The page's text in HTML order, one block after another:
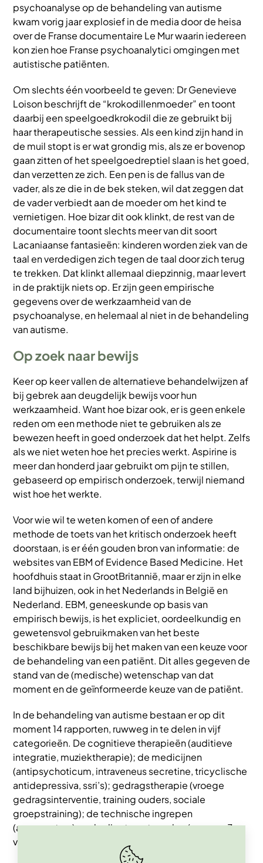
psychoanalyse op de behandeling van autisme
kwam vorig jaar explosief in de media door de heisa
over de Franse documentaire Le Mur waarin iedereen
kon zien hoe Franse psychoanalytici omgingen met
autistische patiënten.
Om slechts één voorbeeld te geven: Dr Genevieve
Loison beschrijft de “krokodillenmoeder” en toont
daarbij een speelgoedkrokodil die ze gebruikt bij
haar therapeutische sessies. Als een kind zijn hand in
de muil stopt is er wat grondig mis, als ze er bovenop
gaan zitten of het speelgoedreptiel slaan is het goed,
dan verzetten ze zich. Een pen is de fallus van de
vader, als ze die in de bek steken, wil dat zeggen dat
de vader verbiedt aan de moeder om het kind te
vernietigen. Hoe bizar dit ook klinkt, de rest van de
documentaire toont slechts meer van dit soort
Lacaniaanse fantasieën: kinderen worden ziek van de
taal en verdedigen zich tegen de taal door zich terug
te trekken. Dat klinkt allemaal diepzinnig, maar levert
in de praktijk niets op. Er zijn geen empirische
gegevens over de werkzaamheid van de
psychoanalyse, en helemaal al niet in de behandeling
van autisme.
Op zoek naar bewijs
Keer op keer vallen de alternatieve behandelwijzen af
bij gebrek aan deugdelijk bewijs voor hun
werkzaamheid. Want hoe bizar ook, er is geen enkele
reden om een methode niet te gebruiken als ze
bewezen heeft in goed onderzoek dat het helpt. Zelfs
als we niet weten hoe het precies werkt. Aspirine is
meer dan honderd jaar gebruikt om pijn te stillen,
gebaseerd op empirisch onderzoek, terwijl niemand
wist hoe het werkte.
Voor wie wil te weten komen of een of andere
methode de toets van het kritisch onderzoek heeft
doorstaan, is er één gouden bron van informatie: de
websites van EBM of Evidence Based Medicine. Het
hoofdhuis staat in GrootBritannië, maar er zijn in elke
land bijhuizen, ook in het Nederlands in België en
Nederland. EBM, geneeskunde op basis van
empirisch bewijs, is het expliciet, oordeelkundig en
gewetensvol gebruikmaken van het beste
beschikbare bewijs bij het maken van een keuze voor
de behandeling van een patiënt. Dit alles gegeven de
stand van de (medische) wetenschap van dat
moment en de geïnformeerde keuze van de patiënt.
In de behandeling van autisme bestaan er op dit
moment 14 rapporten, ruwweg in te delen in vijf
categorieën. De cognitieve therapieën (auditieve
integratie, muziektherapie); de medicijnen
(antipsychoticum, intraveneus secretine, tricyclische
antidepressiva, ssri’s); gedragstherapie (vroege
gedragsinterventie, training ouders, sociale
groepstraining); de technische ingrepen
(acupunctuur) en de dieetmaatregelen (omega-3-
vetzuren, vitB6 en magnesium, glutenvrij dieet).